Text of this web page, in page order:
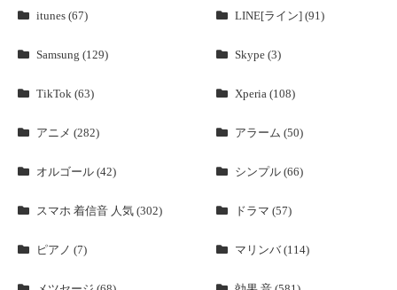
itunes (67) LINE[ライン] (91)
Samsung (129) Skype (3)
TikTok (63) Xperia (108)
アニメ (282) アラーム (50)
オルゴール (42) シンプル (66)
スマホ 着信音 人気 (302) ドラマ (57)
ピアノ (7) マリンバ (114)